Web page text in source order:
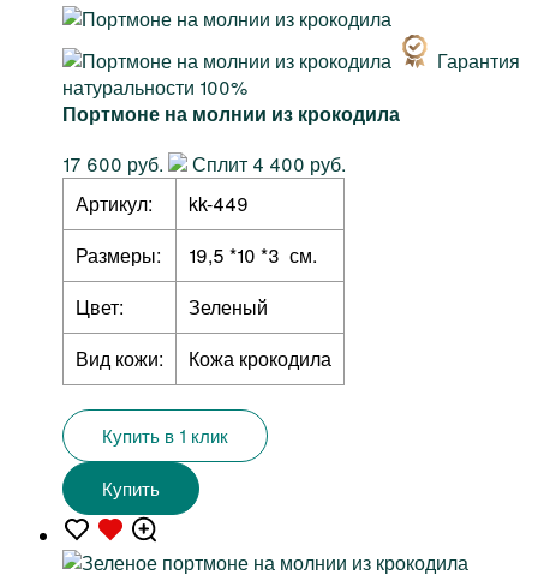
Гарантия
натуральности 100%
Портмоне на молнии из крокодила
17 600 руб.
Сплит 4 400 руб.
Артикул:
kk-449
Размеры:
19,5 *10 *3 см.
Цвет:
Зеленый
Вид кожи:
Кожа крокодила
Купить в 1 клик
Купить